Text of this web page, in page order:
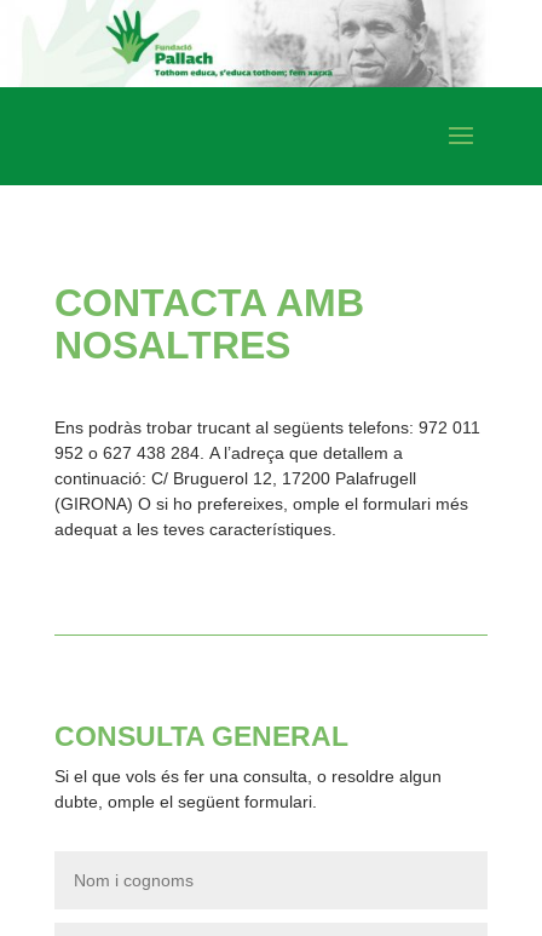
CONTACTA AMB
NOSALTRES
Ens podràs trobar trucant al següents telefons: 972 011
952 o 627 438 284. A l’adreça que detallem a
continuació: C/ Bruguerol 12, 17200 Palafrugell
(GIRONA) O si ho prefereixes, omple el formulari més
adequat a les teves característiques.
CONSULTA GENERAL
Si el que vols és fer una consulta, o resoldre algun
dubte, omple el següent formulari.